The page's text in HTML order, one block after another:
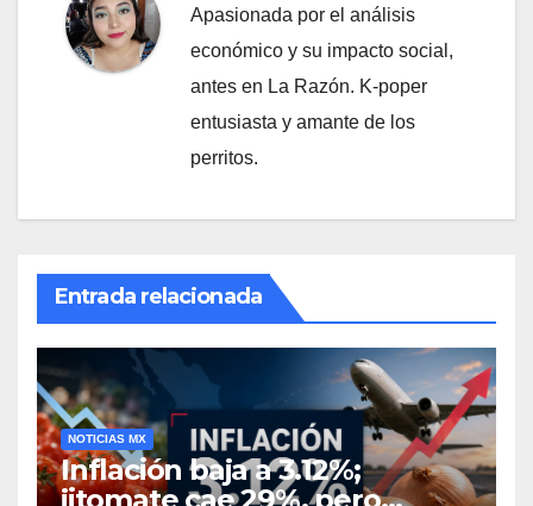
Apasionada por el análisis
económico y su impacto social,
antes en La Razón. K-poper
entusiasta y amante de los
perritos.
Entrada relacionada
NOTICIAS MX
Inflación baja a 3.12%;
jitomate cae 29%, pero